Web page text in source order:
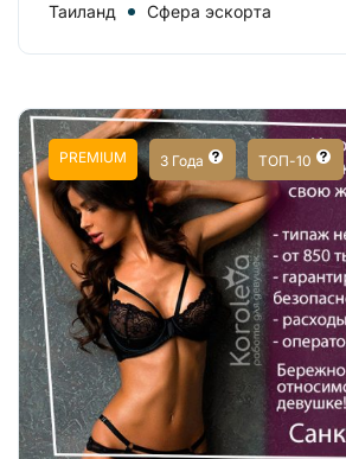
Таиланд Сфера эскорта
PREMIUM 3 Года ТОП-10